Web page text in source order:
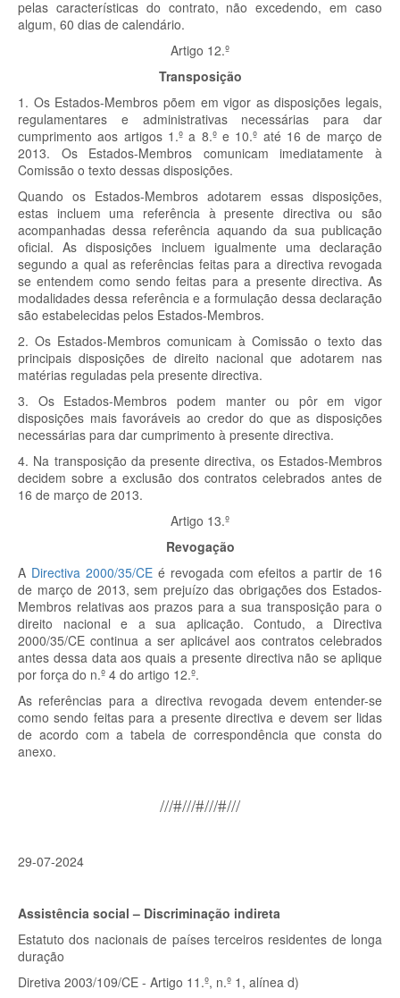
pelas características do contrato, não excedendo, em caso
algum, 60 dias de calendário.
Artigo 12.º
Transposição
1. Os Estados-Membros põem em vigor as disposições legais,
regulamentares e administrativas necessárias para dar
cumprimento aos artigos 1.º a 8.º e 10.º até 16 de março de
2013. Os Estados-Membros comunicam imediatamente à
Comissão o texto dessas disposições.
Quando os Estados-Membros adotarem essas disposições,
estas incluem uma referência à presente directiva ou são
acompanhadas dessa referência aquando da sua publicação
oficial. As disposições incluem igualmente uma declaração
segundo a qual as referências feitas para a directiva revogada
se entendem como sendo feitas para a presente directiva. As
modalidades dessa referência e a formulação dessa declaração
são estabelecidas pelos Estados-Membros.
2. Os Estados-Membros comunicam à Comissão o texto das
principais disposições de direito nacional que adotarem nas
matérias reguladas pela presente directiva.
3. Os Estados-Membros podem manter ou pôr em vigor
disposições mais favoráveis ao credor do que as disposições
necessárias para dar cumprimento à presente directiva.
4. Na transposição da presente directiva, os Estados-Membros
decidem sobre a exclusão dos contratos celebrados antes de
16 de março de 2013.
Artigo 13.º
Revogação
A Directiva 2000/35/CEé revogada com efeitos a partir de 16
de março de 2013, sem prejuízo das obrigações dos Estados-
Membros relativas aos prazos para a sua transposição para o
direito nacional e a sua aplicação. Contudo, a Directiva
2000/35/CE continua a ser aplicável aos contratos celebrados
antes dessa data aos quais a presente directiva não se aplique
por força do n.º 4 do artigo 12.º.
As referências para a directiva revogada devem entender-se
como sendo feitas para a presente directiva e devem ser lidas
de acordo com a tabela de correspondência que consta do
anexo.
///#///#///#///
29-07-2024
Assistência social – Discriminação indireta
Estatuto dos nacionais de países terceiros residentes de longa
duração
Diretiva 2003/109/CE - Artigo 11.º, n.º 1, alínea d)